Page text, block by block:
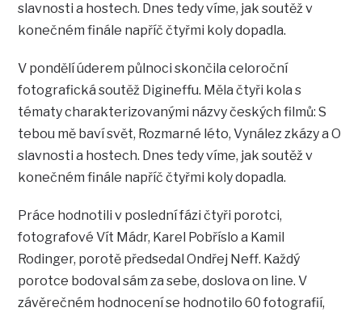
slavnosti a hostech. Dnes tedy víme, jak soutěž v
konečném finále napříč čtyřmi koly dopadla.
V pondělí úderem půlnoci skončila celoroční
fotografická soutěž Digineffu. Měla čtyři kola s
tématy charakterizovanými názvy českých filmů: S
tebou mě baví svět, Rozmarné léto, Vynález zkázy a O
slavnosti a hostech. Dnes tedy víme, jak soutěž v
konečném finále napříč čtyřmi koly dopadla.
Práce hodnotili v poslední fázi čtyři porotci,
fotografové Vít Mádr, Karel Pobříslo a Kamil
Rodinger, porotě předsedal Ondřej Neff. Každý
porotce bodoval sám za sebe, doslova on line. V
závěrečném hodnocení se hodnotilo 60 fotografií,